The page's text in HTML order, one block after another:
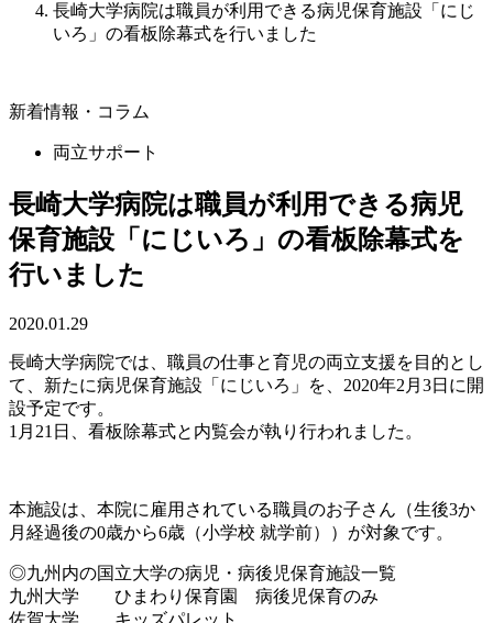
長崎大学病院は職員が利用できる病児保育施設「にじ
いろ」の看板除幕式を行いました
新着情報・コラム
両立サポート
長崎大学病院は職員が利用できる病児
保育施設「にじいろ」の看板除幕式を
行いました
2020.01.29
長崎大学病院では、職員の仕事と育児の両立支援を目的とし
て、新たに病児保育施設「にじいろ」を、2020年2月3日に開
設予定です。
1月21日、看板除幕式と内覧会が執り行われました。
本施設は、本院に雇⽤されている職員のお⼦さん（⽣後3か
⽉経過後の0歳から6歳（⼩学校 就学前））が対象です。
◎九州内の国立大学の病児・病後児保育施設一覧
九州大学 ひまわり保育園 病後児保育のみ
佐賀大学 キッズパレット